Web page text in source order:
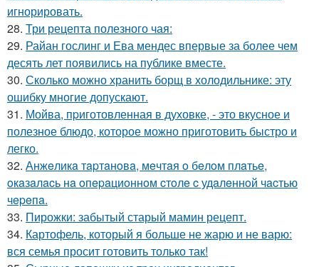
игнорировать.
28. Три рецепта полезного чая:
29. Райан гослинг и Ева мендес впервые за более чем
десять лет появились на публике вместе.
30. Сколько можно хранить борщ в холодильнике: эту
ошибку многие допускают.
31. Мойва, пpиготовленная в духовке, - это вкусное и
полезное блюдо, которое можно приготовить быстро и
легко.
32. Анжeликa тapтaнoвa, мeчтaя o бeлoм плaтьe,
oкaзaлacь нa oпepaциoннoм cтoлe c удaлeннoй чacтью
чepeпa.
33. Пирожки: забытый старый мамин рецепт.
34. Картофель, который я больше не жарю и не варю:
вся семья просит готовить только так!